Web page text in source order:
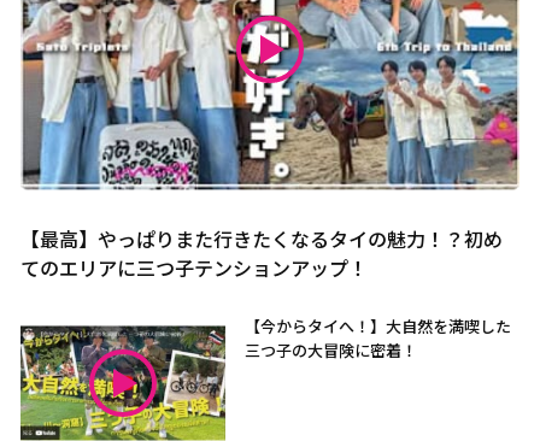
【最高】やっぱりまた行きたくなるタイの魅力！？初め
てのエリアに三つ子テンションアップ！
【今からタイへ！】大自然を満喫した
三つ子の大冒険に密着！